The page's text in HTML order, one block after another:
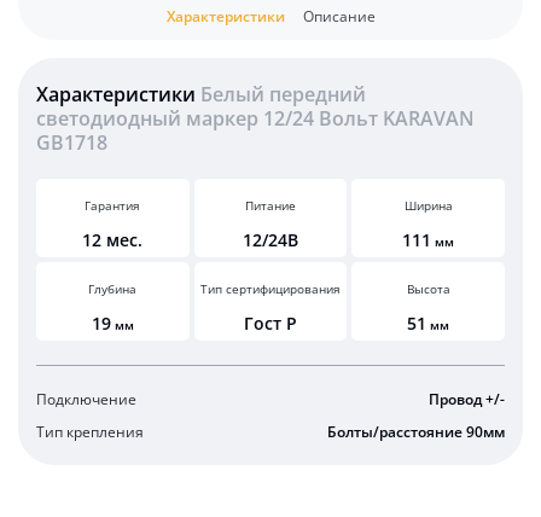
Характеристики Описание
Характеристики Белый передний
светодиодный маркер 12/24 Вольт KARAVAN
GB1718
Гарантия
12 мес.
Питание
12/24В
Ширина
111 мм
Глубина
19 мм
Тип сертифицирования
Гост Р
Высота
51 мм
Подключение
Провод +/-
Тип крепления
Болты/расстояние 90мм